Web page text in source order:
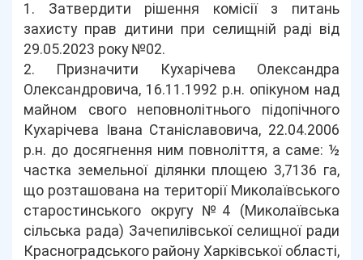
1. Затвердити рішення комісії з питань
захисту прав дитини при селищній раді від
29.05.2023 року №02.
2. Призначити Кухарічева Олександра
Олександровича, 16.11.1992 р.н. опікуном над
майном свого неповнолітнього підопічного
Кухарічева Івана Станіславовича, 22.04.2006
р.н. до досягнення ним повноліття, а саме: ½
частка земельної ділянки площею 3,7136 га,
що розташована на території Миколаївського
старостинського округу №4 (Миколаївська
сільська рада) Зачепилівської селищної ради
Красноградського району Харківської області,